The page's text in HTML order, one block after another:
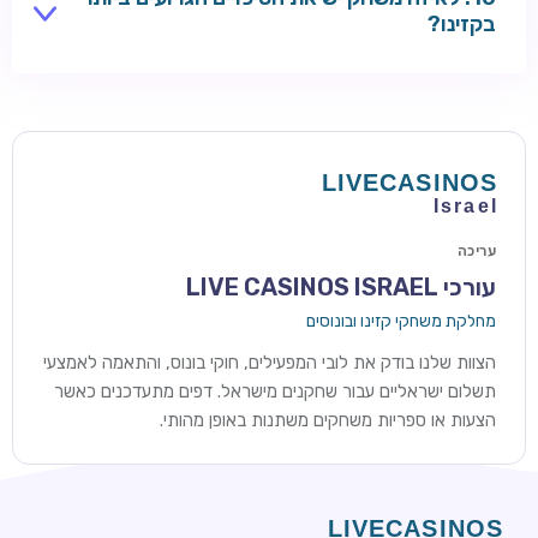
חינם על ההפקדות הראשונות
בקזינו?
פרסים עליונים עסיסיים יותר בדרך כלל אומרים סיכויים
קלושים יותר להנחית אותם בפועל.
עריכה
עורכי LIVE CASINOS ISRAEL
מחלקת משחקי קזינו ובונוסים
הצוות שלנו בודק את לובי המפעילים, חוקי בונוס, והתאמה לאמצעי
תשלום ישראליים עבור שחקנים מישראל. דפים מתעדכנים כאשר
הצעות או ספריות משחקים משתנות באופן מהותי.